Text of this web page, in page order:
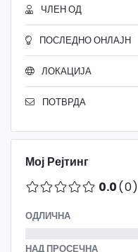
ЧЛЕН ОД
ПОСЛЕДНО ОНЛАЈН
ЛОКАЦИЈА
ПОТВРДА
Мој Рејтинг
0.0(0)
ОДЛИЧНА
НАД ПРОСЕЧНА